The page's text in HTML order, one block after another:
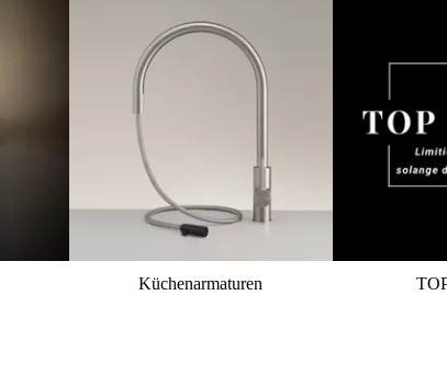
Küchenarmaturen